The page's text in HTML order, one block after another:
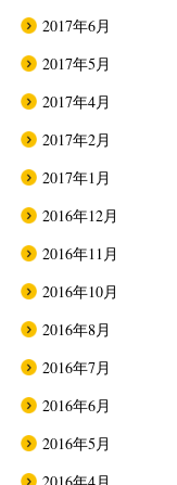
2017年6月
2017年5月
2017年4月
2017年2月
2017年1月
2016年12月
2016年11月
2016年10月
2016年8月
2016年7月
2016年6月
2016年5月
2016年4月